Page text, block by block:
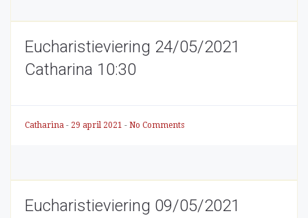
Eucharistieviering 24/05/2021
Catharina 10:30
Catharina - 29 april 2021 - No Comments
Eucharistieviering 09/05/2021